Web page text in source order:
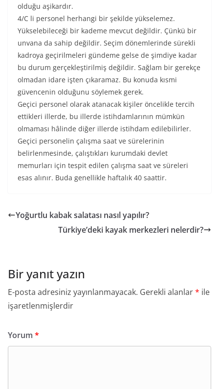
olduğu aşikardır.
4/C li personel herhangi bir şekilde yükselemez.
Yükselebileceği bir kademe mevcut değildir. Çünkü bir
unvana da sahip değildir. Seçim dönemlerinde sürekli
kadroya geçirilmeleri gündeme gelse de şimdiye kadar
bu durum gerçekleştirilmiş değildir. Sağlam bir gerekçe
olmadan idare işten çıkaramaz. Bu konuda kısmi
güvencenin olduğunu söylemek gerek.
Geçici personel olarak atanacak kişiler öncelikle tercih
ettikleri illerde, bu illerde istihdamlarının mümkün
olmaması hâlinde diğer illerde istihdam edilebilirler.
Geçici personelin çalışma saat ve sürelerinin
belirlenmesinde, çalıştıkları kurumdaki devlet
memurları için tespit edilen çalışma saat ve süreleri
esas alınır. Buda genellikle haftalık 40 saattir.
Yoğurtlu kabak salatası nasıl yapılır?
Türkiye’deki kayak merkezleri nelerdir?
Bir yanıt yazın
E-posta adresiniz yayınlanmayacak. Gerekli alanlar* ile
işaretlenmişlerdir
Yorum *